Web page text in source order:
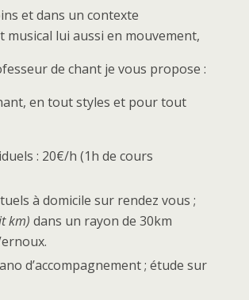
et dans un contexte
musical lui aussi en mouvement,
de chant je vous propose :
en tout styles et pour tout
: 20€/h (1h de cours
à domicile sur rendez vous ;
km) dans un rayon de 30km
d’accompagnement ; étude sur